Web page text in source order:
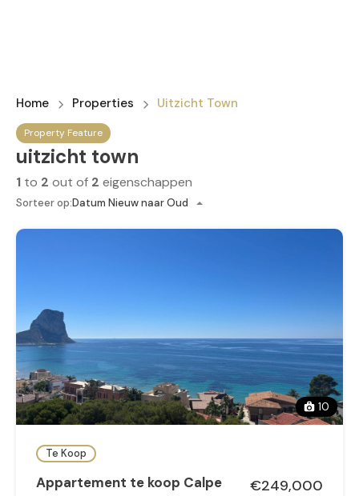
Home Properties Uitzicht Town
Property Feature
uitzicht town
1 to 2 out of 2 eigenschappen
Sorteer op:Datum Nieuw naar Oud
10
Te Koop
Appartement te koop Calpe €249,000